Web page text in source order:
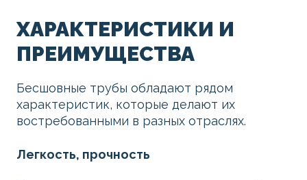
ХАРАКТЕРИСТИКИ И
ПРЕИМУЩЕСТВА
Бесшовные трубы обладают рядом
характеристик, которые делают их
востребованными в разных отраслях.
Легкость, прочность